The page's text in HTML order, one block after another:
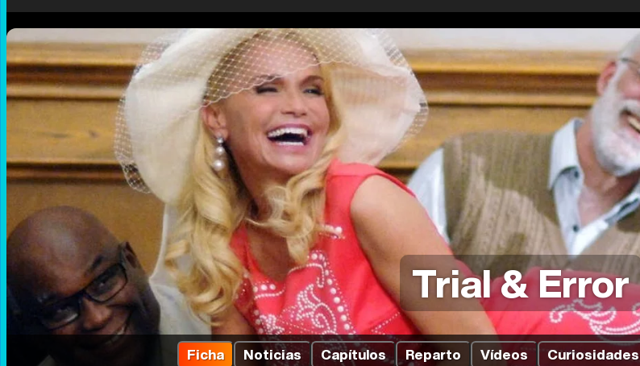
Trial & Error
Ficha Noticias Capítulos Reparto Vídeos Curiosidades